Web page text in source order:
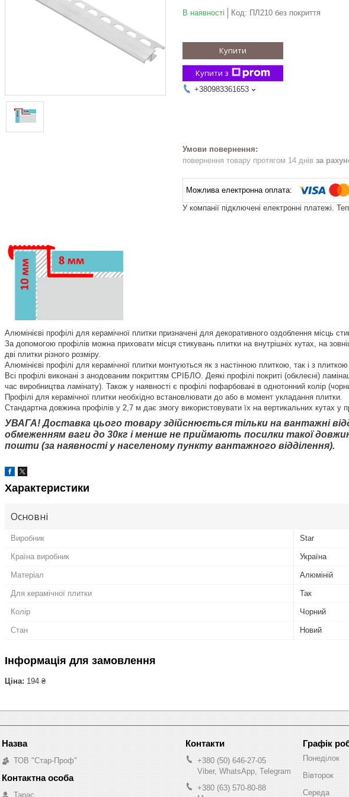
В наявності Код: ПЛ210 без покриття
Купити
Купити з
+380983361653
повернення товару протягом 14 днів за
У компанії підключені електронні платежі.
Алюмінієві профілі для керамічної плитки призначені для декоративного оздоблення місць
За допомогою профілів можна приховати місця стикувань плитки на внутрішніх кутах, на
дві плитки різного розміру.
Алюмінієві профілі для керамічної плитки монтуються як з настінною плиткою, так і з
Всі профілі виконані з анодованим покриттям СРІБЛО. Деякі профілі покриті (обклеєні)
час виробництва ламінату). Також у наявності є профілі пофарбовані в однотонний колір
Профілі для керамічної плитки необхідно встановлювати до або в момент укладання плитки.
Стандартна довжина профілів у 2,7 м дає змогу використовувати їх на вертикальних кутах
УВАГА! Доставка цього товару здійснюється тільки на вантажні
обмеженням ваги до 30кг і менше не приймають посилки такої
пошти (за наявності у населеному пункту вантажного відділення).
Характеристики
Основні
Виробник Star
Країна виробник Україна
Матеріал Алюміній
Для керамічної плитки Так
Колір Чорний
Стан Новий
Інформація для замовлення
Ціна: 194 ₴
ТОВ "Стар-Проф"
Тарас
+380 (50) 646-27-05
Viber, WhatsApp, Telegram
+380 (63) 570-80-88
Графік
Понеділок
Вівторок
Середа